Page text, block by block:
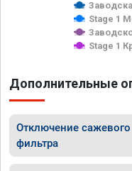
Stage 1
Stage 1
Дополнительные
Отключение сажевого
фильтра